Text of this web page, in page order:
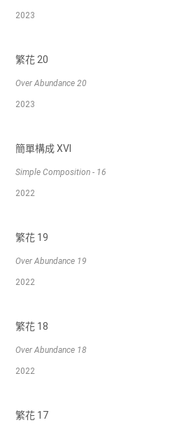
2023
繁花 20
Over Abundance 20
2023
簡單構成 XVI
Simple Composition - 16
2022
繁花 19
Over Abundance 19
2022
繁花 18
Over Abundance 18
2022
繁花 17